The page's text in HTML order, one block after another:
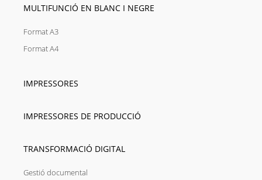
MULTIFUNCIÓ EN BLANC I NEGRE
Format A3
Format A4
IMPRESSORES
IMPRESSORES DE PRODUCCIÓ
TRANSFORMACIÓ DIGITAL
Gestió documental